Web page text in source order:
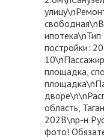
постройки:
площадка,
область,
202В\nр-н
фото!